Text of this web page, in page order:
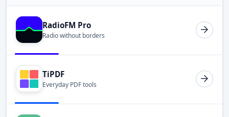
RadioFM Pro
Radio without borders
TiPDF
Everyday PDF tools